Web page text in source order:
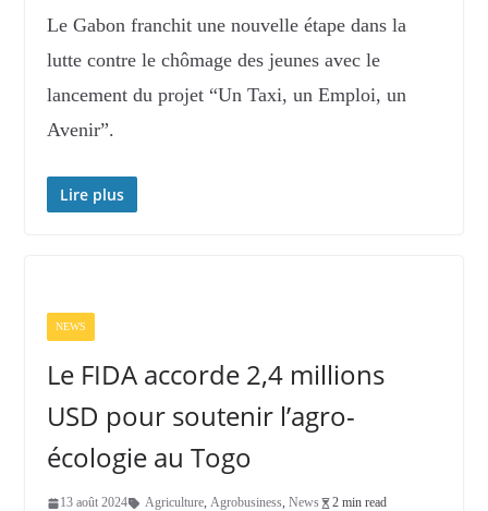
Le Gabon franchit une nouvelle étape dans la
lutte contre le chômage des jeunes avec le
lancement du projet “Un Taxi, un Emploi, un
Avenir”.
Lire plus
NEWS
Le FIDA accorde 2,4 millions
USD pour soutenir l’agro-
écologie au Togo
13 août 2024 Agriculture, Agrobusiness, News 2 min read